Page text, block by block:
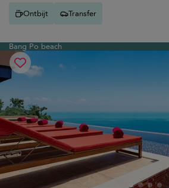
Ontbijt Transfer
Bang Po beach